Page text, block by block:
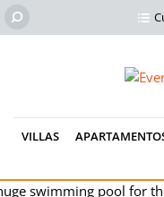
VILLAS